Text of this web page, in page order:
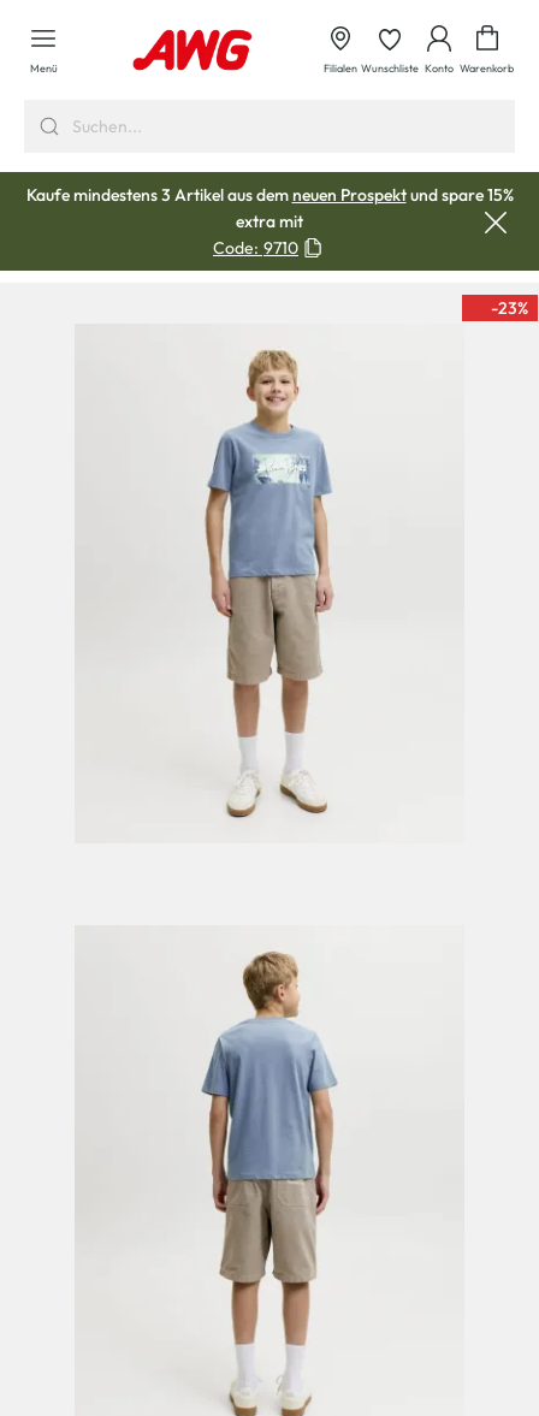
springen
Menü Filialen Wunschliste Konto Warenkorb
Kaufe mindestens 3 Artikel aus demneuen Prospektund spare 15%
extra mit
Code: 9710
-23%